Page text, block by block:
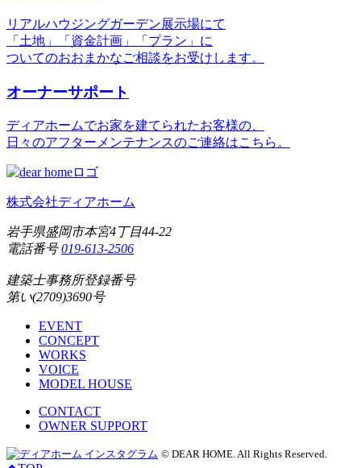
リアルハウジングガーデン展示場にて
「土地」「資金計画」「プラン」に
ついてのおおまかなご相談をお受けします。
オーナーサポート
ディアホームでお家を建てられたお客様の、
日々のアフターメンテナンスのご連絡はこちら。
株式会社ディアホーム
岩手県盛岡市本宮4丁目44-22
電話番号019-613-2506
建築士事務所登録番号
第い(2709)3690号
EVENT
CONCEPT
WORKS
VOICE
MODEL HOUSE
CONTACT
OWNER SUPPORT
© DEAR HOME. All Rights Reserved.